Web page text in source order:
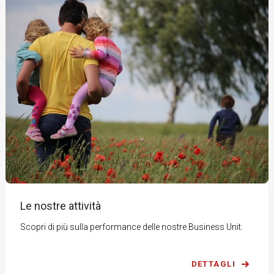
Le nostre attività
Scopri di più sulla performance delle nostre Business Unit.
DETTAGLI